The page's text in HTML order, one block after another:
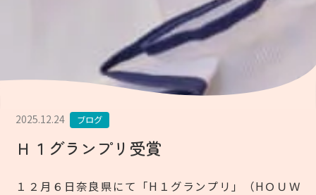
2025.12.24 ブログ
Ｈ１グランプリ受賞
１２月６日奈良県にて「H１グランプリ」（HＯＵＷ